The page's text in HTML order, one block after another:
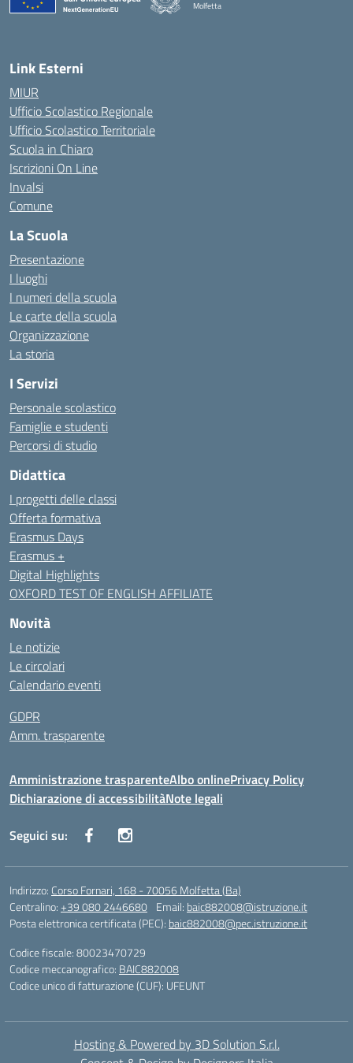
Molfetta
Link Esterni
MIUR
Ufficio Scolastico Regionale
Ufficio Scolastico Territoriale
Scuola in Chiaro
Iscrizioni On Line
Invalsi
Comune
La Scuola
Presentazione
I luoghi
I numeri della scuola
Le carte della scuola
Organizzazione
La storia
I Servizi
Personale scolastico
Famiglie e studenti
Percorsi di studio
Didattica
I progetti delle classi
Offerta formativa
Erasmus Days
Erasmus +
Digital Highlights
OXFORD TEST OF ENGLISH AFFILIATE
Novità
Le notizie
Le circolari
Calendario eventi
GDPR
Amm. trasparente
Amministrazione trasparenteAlbo onlinePrivacy Policy
Dichiarazione di accessibilitàNote legali
Seguici su:
Indirizzo: Corso Fornari, 168 - 70056 Molfetta (Ba)
Centralino:+39 080 2446680 Email: baic882008@istruzione.it
Posta elettronica certificata (PEC): baic882008@pec.istruzione.it
Codice fiscale: 80023470729
Codice meccanografico: BAIC882008
Codice unico di fatturazione (CUF): UFEUNT
Hosting & Powered by 3D Solution S.r.l.